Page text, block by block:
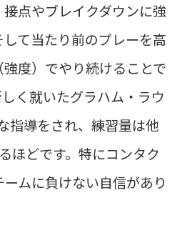
接点やブレイクダウンに強
て当たり前のプレーを高
度）でやり続けることで
く就いたグラハム・ラウ
指導をされ、練習量は他
ほどです。特にコンタク
ムに負けない自信があり